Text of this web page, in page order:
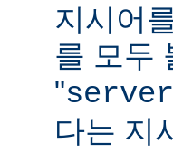
지시어
를 모두
"
다는 지